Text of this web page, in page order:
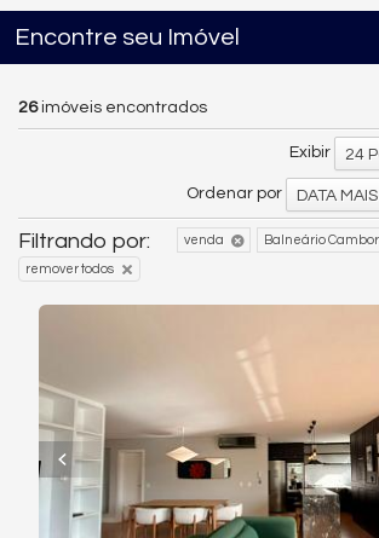
Encontre seu Imóvel
26imóveis encontrados
Exibir 24
Ordenar por DATA
Filtrando por: venda Balneário
remover todos